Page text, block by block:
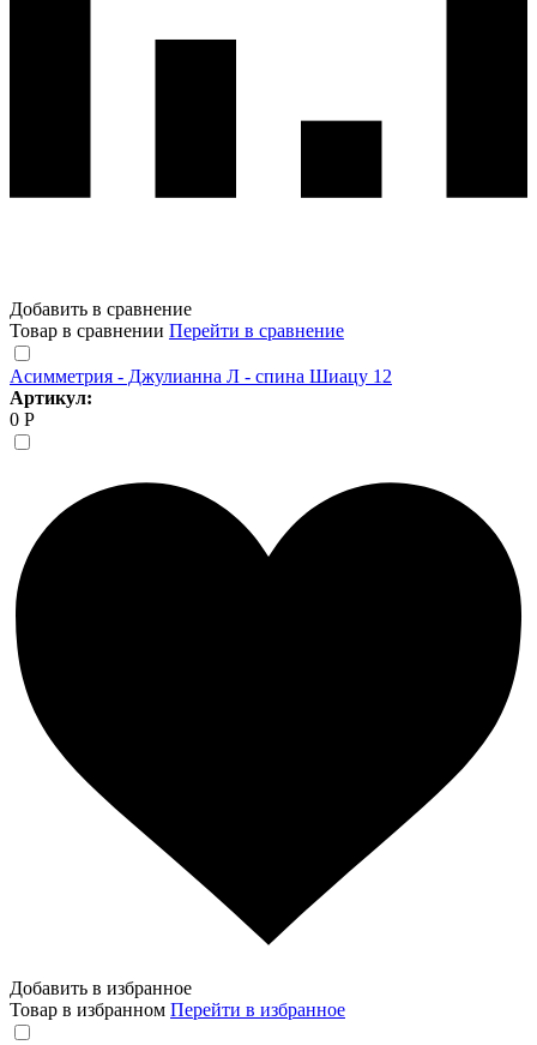
Добавить в сравнение
Товар в сравнении Перейти в сравнение
Асимметрия - Джулианна Л - спина Шиацу 12
Артикул:
0 Р
Добавить в избранное
Товар в избранном Перейти в избранное